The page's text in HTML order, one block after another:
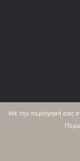
ΌΡΟΙ
Με την περιήγησή σας